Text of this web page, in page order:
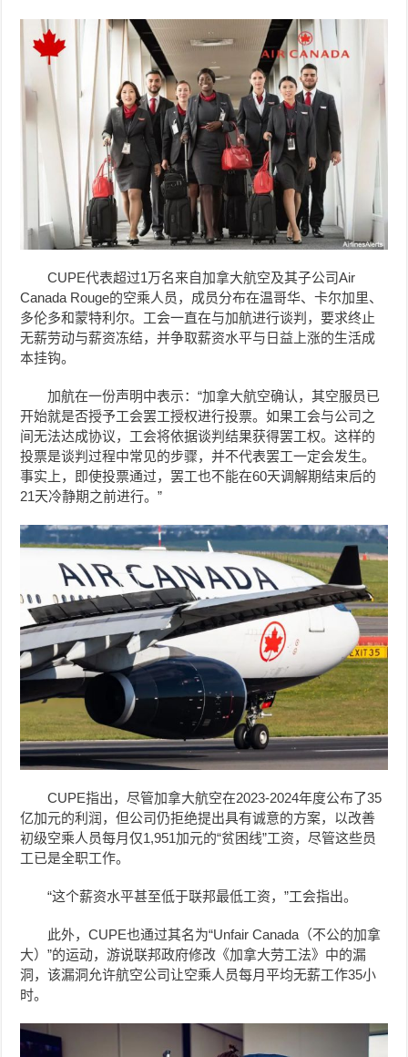
CUPE代表超过1万名来自加拿大航空及其子公司Air
Canada Rouge的空乘人员，成员分布在温哥华、卡尔加里、
多伦多和蒙特利尔。工会一直在与加航进行谈判，要求终止
无薪劳动与薪资冻结，并争取薪资水平与日益上涨的生活成
本挂钩。
加航在一份声明中表示：“加拿大航空确认，其空服员已
开始就是否授予工会罢工授权进行投票。如果工会与公司之
间无法达成协议，工会将依据谈判结果获得罢工权。这样的
投票是谈判过程中常见的步骤，并不代表罢工一定会发生。
事实上，即使投票通过，罢工也不能在60天调解期结束后的
21天冷静期之前进行。”
CUPE指出，尽管加拿大航空在2023-2024年度公布了35
亿加元的利润，但公司仍拒绝提出具有诚意的方案，以改善
初级空乘人员每月仅1,951加元的“贫困线”工资，尽管这些员
工已是全职工作。
“这个薪资水平甚至低于联邦最低工资，”工会指出。
此外，CUPE也通过其名为“Unfair Canada（不公的加拿
大）”的运动，游说联邦政府修改《加拿大劳工法》中的漏
洞，该漏洞允许航空公司让空乘人员每月平均无薪工作35小
时。